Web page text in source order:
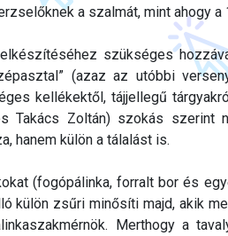
a szalmát, mint ahogy
szükséges
(azaz az utóbbi
kellékektől, tájjellegű
Takács Zoltán) szokás
hanem külön a tálalást is.
(fogópálinka, forralt bor és
külön zsűri minősíti majd, akik
Merthogy a